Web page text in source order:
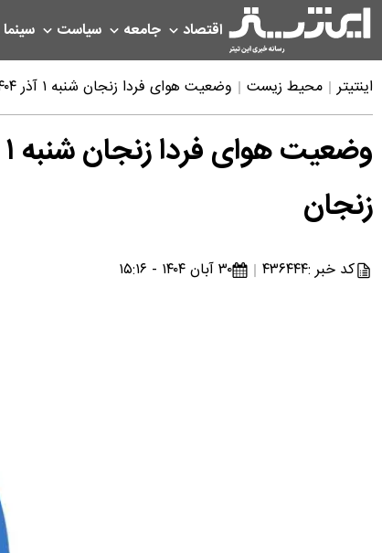
اقتصاد جامعه سیاست سینما
اینتیتر محیط زیست وضعیت هوای فردا زنجان شنبه ۱ آذر ۱۴۰۴ | پیش بینی آب و هوای زنجان در ۲۴ ساعت آینده + هواشناسی زنجان
زنجان
کد خبر :۴۳۶۴۴۴ ۳۰ آبان ۱۴۰۴ - ۱۵:۱۶